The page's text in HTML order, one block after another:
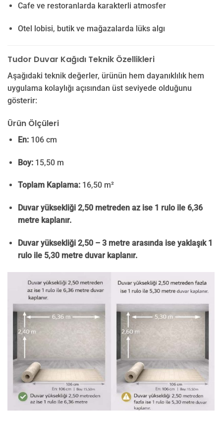
Cafe ve restoranlarda karakterli atmosfer
Otel lobisi, butik ve mağazalarda lüks algı
Tudor Duvar Kağıdı Teknik Özellikleri
Aşağıdaki teknik değerler, ürünün hem dayanıklılık hem
uygulama kolaylığı açısından üst seviyede olduğunu
gösterir:
Ürün Ölçüleri
En:106 cm
Boy:15,50 m
Toplam Kaplama:16,50 m²
Duvar yüksekliği 2,50 metreden az ise 1 rulo ile 6,36
metre kaplanır.
Duvar yüksekliği 2,50 – 3 metre arasında ise yaklaşık 1
rulo ile 5,30 metre duvar kaplanır.